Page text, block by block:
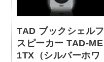
TAD ブックシェルフ
スピーカー TAD-ME
1TX（シルバーホワ